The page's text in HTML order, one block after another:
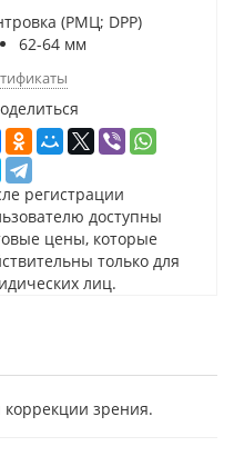
(РМЦ; DPP)
62-64 мм
регистрации
доступны
цены, которые
только для
лиц.
зрения.